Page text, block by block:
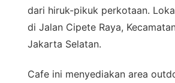
dari hiruk-pikuk perkotaan.
di Jalan Cipete Raya,
Jakarta Selatan.
Cafe ini menyediakan area